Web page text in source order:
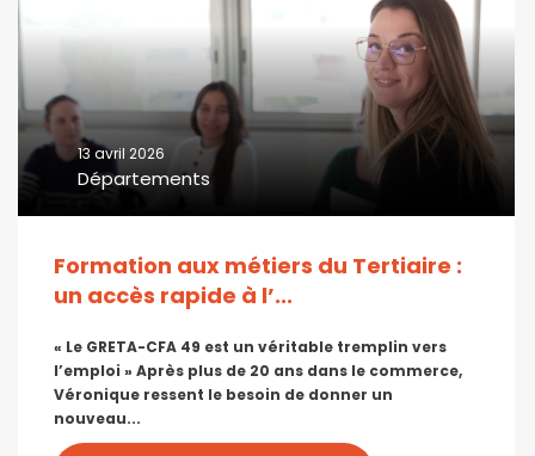
13 avril 2026
Départements
Formation aux métiers du Tertiaire :
un accès rapide à l’...
« Le GRETA-CFA 49 est un véritable tremplin vers
l’emploi » Après plus de 20 ans dans le commerce,
Véronique ressent le besoin de donner un
nouveau...